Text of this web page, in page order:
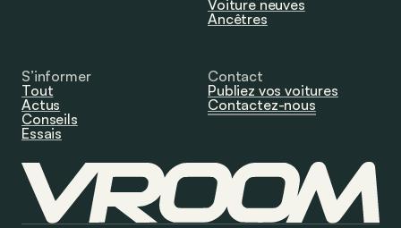
Voiture neuves
Ancêtres
S’informer
Tout
Actus
Conseils
Essais
Contact
Publiez vos voitures
Contactez-nous